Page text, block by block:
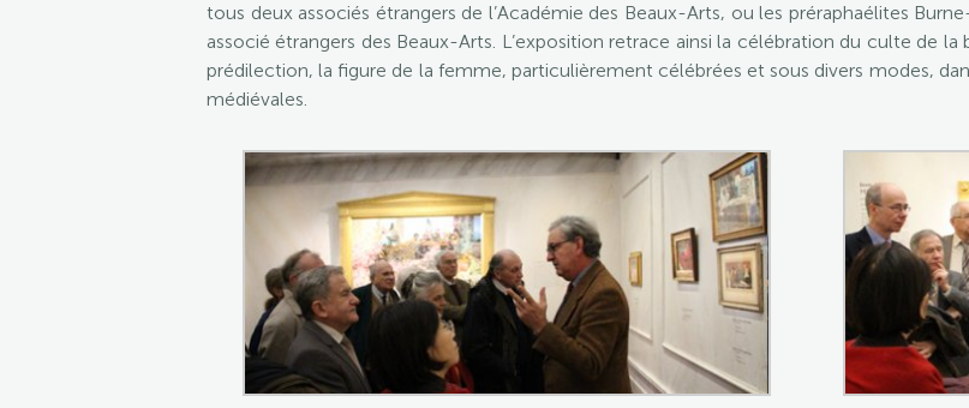
tous deux associés étrangers de l’Académie des Beaux-Arts, ou les préraphaélites
associé étrangers des Beaux-Arts. L’exposition retrace ainsi la célébration du culte de
prédilection, la figure de la femme, particulièrement célébrées et sous divers modes,
médiévales.